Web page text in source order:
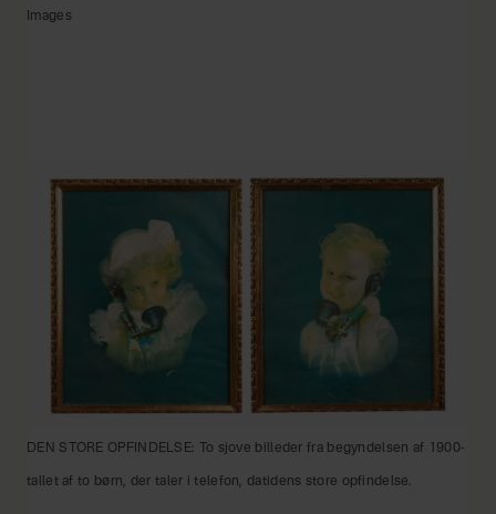
Images
DEN STORE OPFINDELSE: To sjove billeder fra begyndelsen af 1900-
tallet af to børn, der taler i telefon, datidens store opfindelse.